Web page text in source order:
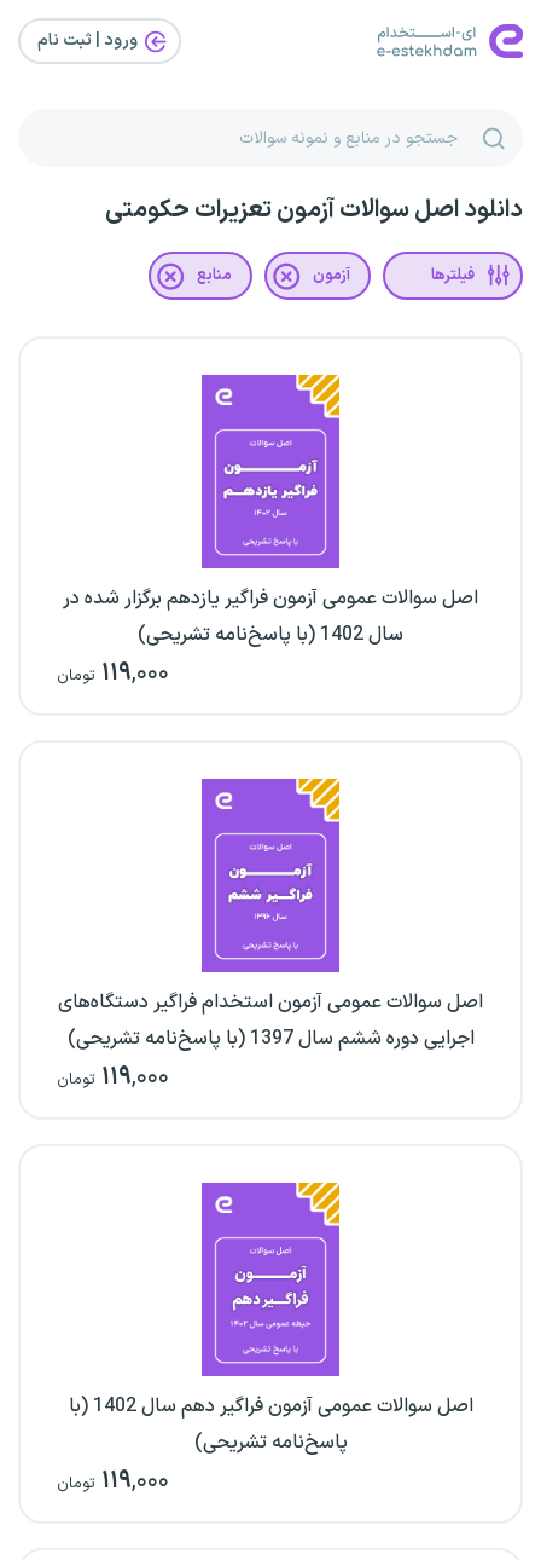
ورود | ثبت‌ نام
دانلود اصل سوالات آزمون تعزیرات حکومتی
فیلترها آزمون منابع
اصل سوالات عمومی آزمون فراگیر یازدهم برگزار شده در
سال 1402 (با پاسخ‌نامه تشریحی)
۱۱۹,۰۰۰ تومان
اصل سوالات عمومی آزمون استخدام فراگیر دستگاه‌های
اجرایی دوره ششم سال 1397 (با پاسخ‌نامه تشریحی)
۱۱۹,۰۰۰ تومان
اصل سوالات عمومی آزمون فراگیر دهم سال 1402 (با
پاسخ‌نامه تشریحی)
۱۱۹,۰۰۰ تومان